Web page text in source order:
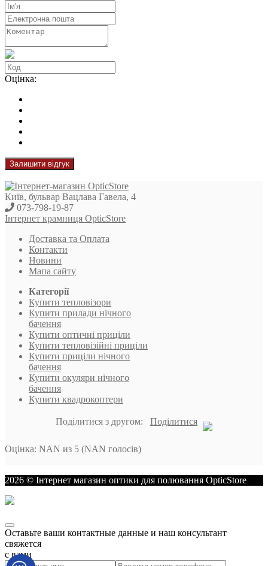
Оцінка:
Залишити відгук
Київ, бульвар Вацлава Гавела, 4
073-798-19-87
Інтернет крамниця OpticStore
Доставка та Оплата
Контакти
Новини
Мапа сайту
Категорії
Купити тепловізори
Купити прилади нічного
бачення
Купити оптичні приціли
Купити тепловізійні приціли
Купити приціли нічного
бачення
Купити окуляри нічного
бачення
Купити квадрокоптери
Поділитися з другом: Поділитися
Оцінка: NAN из 5 (NAN голосів)
2026 © Інтернет магазин оптики для полювання OpticStore
Оставьте ваши контактные данные и наш консультант
свяжется
с вами